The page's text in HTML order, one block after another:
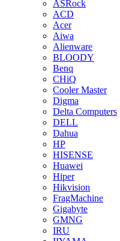
ASRock
ACD
Acer
Aiwa
Alienware
BLOODY
Benq
CHiQ
Cooler Master
Digma
Delta Computers
DELL
Dahua
HP
HISENSE
Huawei
Hiper
Hikvision
FragMachine
Gigabyte
GMNG
IRU